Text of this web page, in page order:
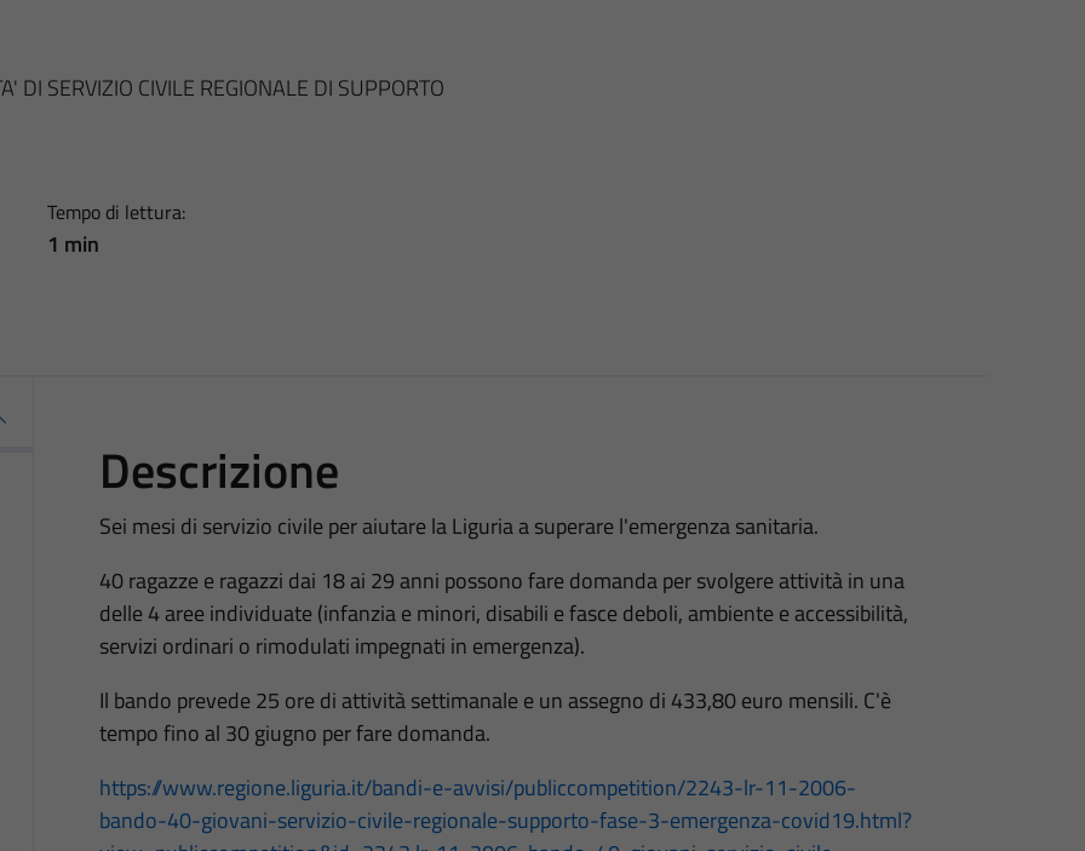
DI SERVIZIO CIVILE REGIONALE DI SUPPORTO
Tempo di lettura:
1 min
Descrizione
Sei mesi di servizio civile per aiutare la Liguria a superare l'emergenza sanitaria.
40 ragazze e ragazzi dai 18 ai 29 anni possono fare domanda per svolgere attività in una
delle 4 aree individuate (infanzia e minori, disabili e fasce deboli, ambiente e accessibilità,
servizi ordinari o rimodulati impegnati in emergenza).
Il bando prevede 25 ore di attività settimanale e un assegno di 433,80 euro mensili. C'è
tempo fino al 30 giugno per fare domanda.
https://www.regione.liguria.it/bandi-e-avvisi/publiccompetition/2243-lr-11-2006-
bando-40-giovani-servizio-civile-regionale-supporto-fase-3-emergenza-covid19.html?